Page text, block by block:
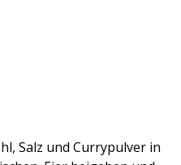
Salz und Currypulver in